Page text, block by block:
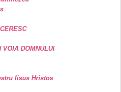
VOIA DOMNULUI
Iisus Hristos